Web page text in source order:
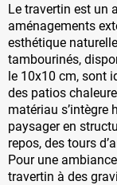
Le travertin est un
aménagements
esthétique
tambourinés,
le 10x10 cm, sont
des patios
matériau s’intègre
paysager en
repos, des tours
Pour une
travertin à des